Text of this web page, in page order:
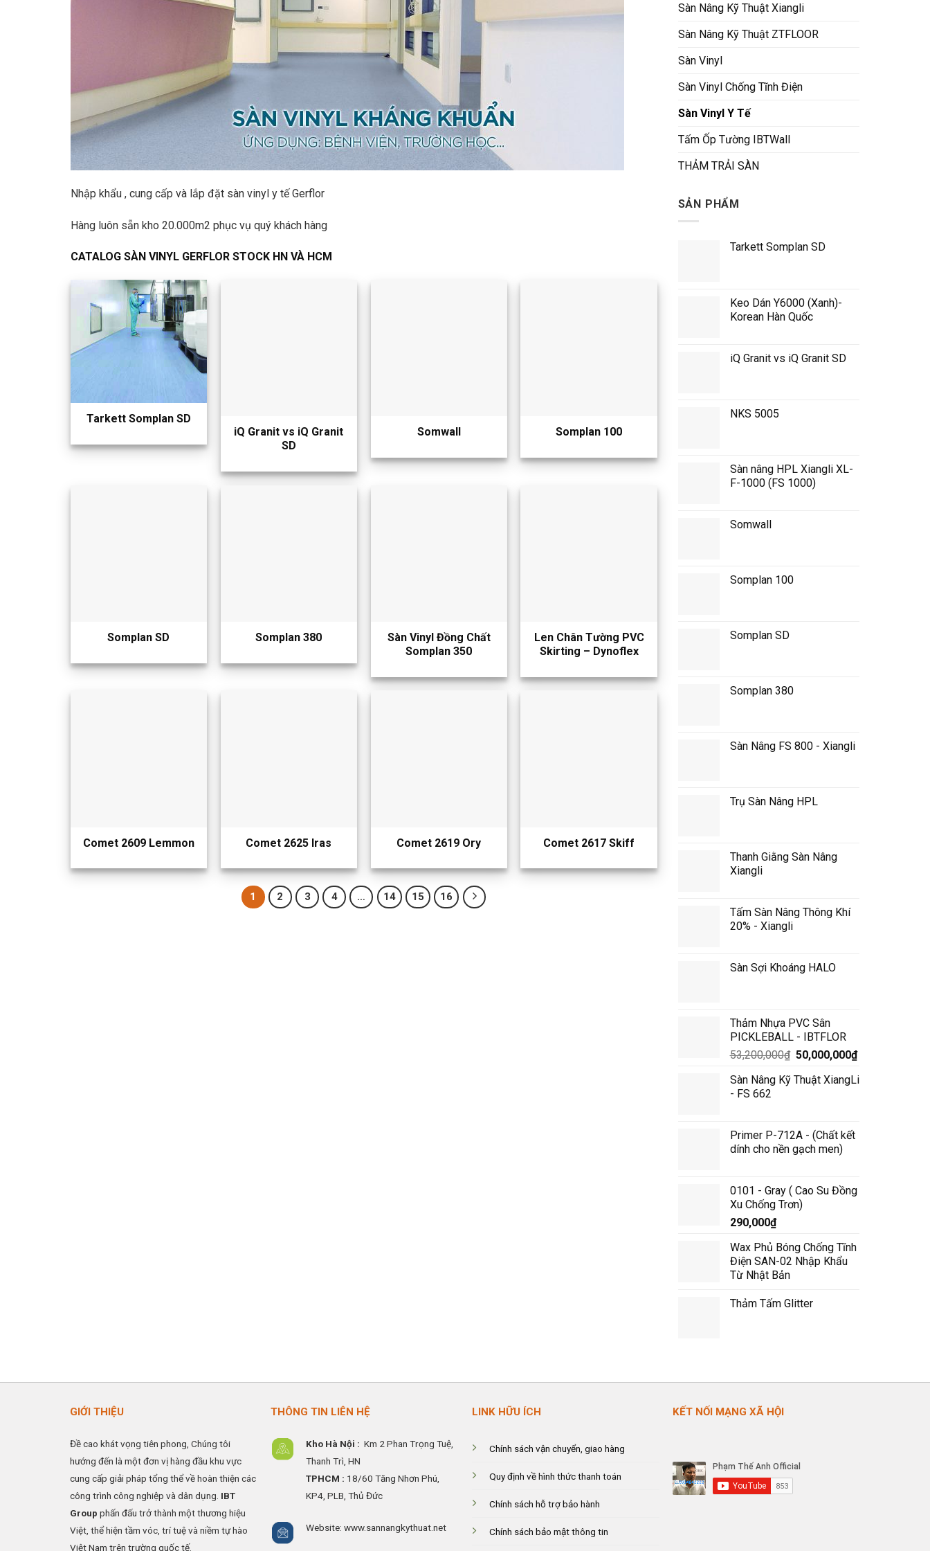
Nhập khẩu , cung cấp và lắp đặt sàn vinyl y tế Gerflor
Hàng luôn sẵn kho 20.000m2 phục vụ quý khách hàng
CATALOG SÀN VINYL GERFLOR STOCK HN VÀ HCM
Tarkett Somplan SD
iQ Granit vs iQ Granit
SD
Somwall Somplan 100
Somplan SD Somplan 380
Sàn Vinyl Đồng Chất
Somplan 350
Len Chân Tường PVC
Skirting – Dynoflex
Comet 2609 Lemmon Comet 2625 Iras Comet 2619 Ory Comet 2617 Skiff
1 2 3 4 … 14 15 16
Sàn Nâng Kỹ Thuật Xiangli
Sàn Nâng Kỹ Thuật ZTFLOOR
Sàn Vinyl
Sàn Vinyl Chống Tĩnh Điện
Sàn Vinyl Y Tế
Tấm Ốp Tường IBTWall
THẢM TRẢI SÀN
SẢN PHẨM
Tarkett Somplan SD
Keo Dán Y6000 (Xanh)-
Korean Hàn Quốc
iQ Granit vs iQ Granit SD
NKS 5005
Sàn nâng HPL Xiangli XL-
F-1000 (FS 1000)
Somwall
Somplan 100
Somplan SD
Somplan 380
Sàn Nâng FS 800 - Xiangli
Trụ Sàn Nâng HPL
Thanh Giằng Sàn Nâng
Xiangli
Tấm Sàn Nâng Thông Khí
20% - Xiangli
Sàn Sợi Khoáng HALO
Thảm Nhựa PVC Sân
PICKLEBALL - IBTFLOR
53,200,000₫ Giá
là:
50,000,000₫Giá
tại
Sàn Nâng Kỹ Thuật XiangLi
- FS 662
Primer P-712A - (Chất kết
dính cho nền gạch men)
0101 - Gray ( Cao Su Đồng
Xu Chống Trơn)
290,000₫
Wax Phủ Bóng Chống Tĩnh
Điện SAN-02 Nhập Khẩu
Từ Nhật Bản
Thảm Tấm Glitter
GIỚI THIỆU
Đề cao khát vọng tiên phong, Chúng tôi
hướng đến là một đơn vị hàng đầu khu vực
cung cấp giải pháp tổng thể về hoàn thiện các
công trình công nghiệp và dân dụng. IBT
Group phấn đấu trở thành một thương hiệu
Việt, thể hiện tầm vóc, trí tuệ và niềm tự hào
Việt Nam trên trường quốc tế.
THÔNG TIN LIÊN HỆ
Kho Hà Nội : Km 2 Phan Trọng Tuệ,
ThanhTrì, HN
TPHCM : 18/60 Tăng Nhơn Phú,
KP4, PLB, Thủ Đức
Website: www.sannangkythuat.net
LINK HỮU ÍCH
Chính sách vận chuyển, giao hàng
Quy định về hình thức thanh toán
Chính sách hỗ trợ bảo hành
Chính sách bảo mật thông tin
KẾT NỐI MẠNG XÃ HỘI